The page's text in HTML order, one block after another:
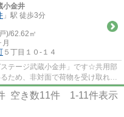
小金井
」駅 徒歩3分
)/62.62㎡
５丁目１０-１４
テージ武蔵小金井」です☆共用部
ため、非対面で荷物を受け取れま
イン...
空き数11件 1-11件表示